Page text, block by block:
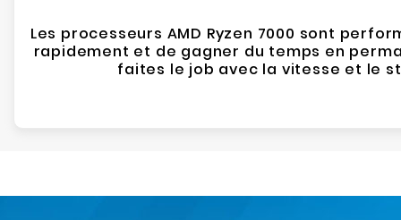
Les processeurs AMD Ryzen 7000 sont
rapidement et de gagner du temps en
faites le job avec la vitesse et le